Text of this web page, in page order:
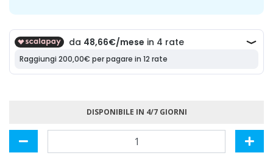
DISPONIBILE IN 4/7 GIORNI